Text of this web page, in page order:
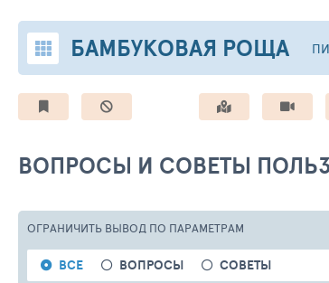
БАМБУКОВАЯ РОЩА
ВОПРОСЫ И СОВЕТЫ
ОГРАНИЧИТЬ ВЫВОД ПО ПАРАМЕТРАМ
ВСЕ ВОПРОСЫ СОВЕТЫ